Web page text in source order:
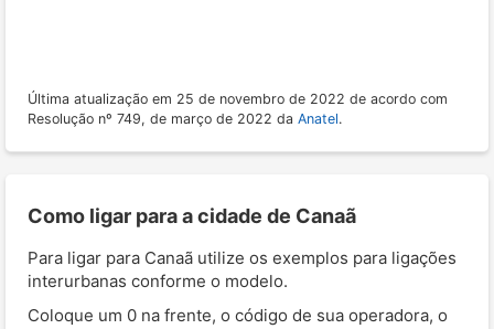
Última atualização em 25 de novembro de 2022 de acordo com
Resolução nº 749, de março de 2022 da Anatel.
Como ligar para a cidade de Canaã
Para ligar para Canaã utilize os exemplos para ligações
interurbanas conforme o modelo.
Coloque um 0 na frente, o código de sua operadora, o